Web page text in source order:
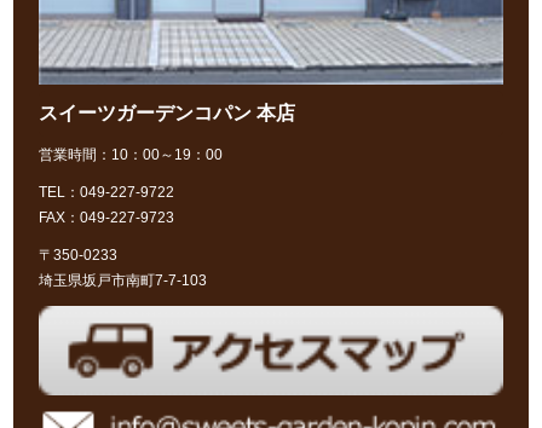
スイーツガーデンコパン 本店
営業時間：10：00～19：00
TEL：049-227-9722
FAX：049-227-9723
〒350-0233
埼玉県坂戸市南町7-7-103